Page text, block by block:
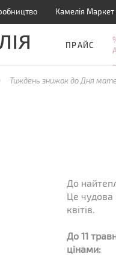
Камелія Маркет
ПРАЙС
Тиждень знижок до Дня
До
Це чудова
квітів.
До 11
цінами: